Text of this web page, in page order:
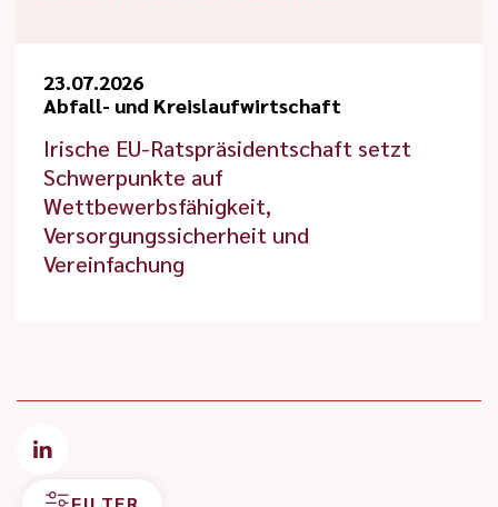
23.07.2026
Abfall- und Kreislaufwirtschaft
Irische EU-Ratspräsidentschaft setzt
Schwerpunkte auf
Wettbewerbsfähigkeit,
Versorgungssicherheit und
Vereinfachung